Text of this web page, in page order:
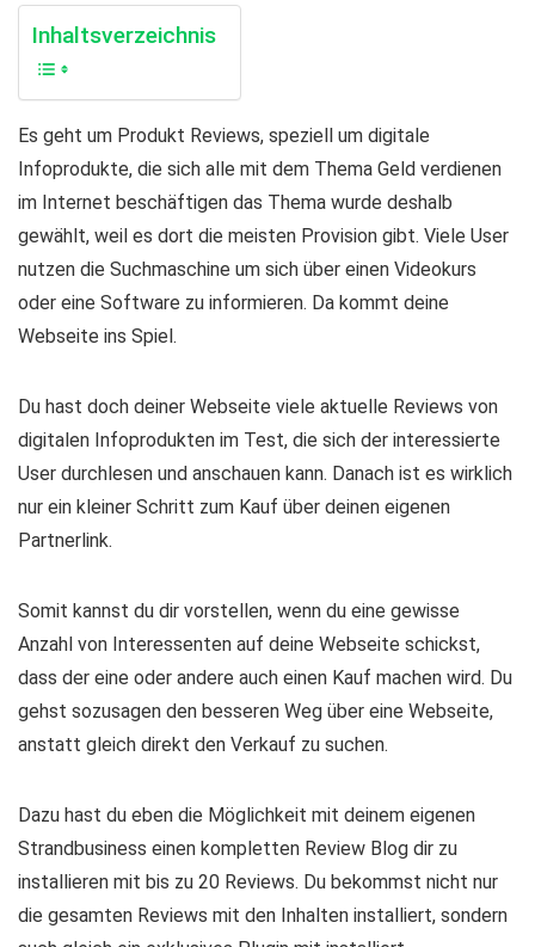
Inhaltsverzeichnis
Es geht um Produkt Reviews, speziell um digitale
Infoprodukte, die sich alle mit dem Thema Geld verdienen
im Internet beschäftigen das Thema wurde deshalb
gewählt, weil es dort die meisten Provision gibt. Viele User
nutzen die Suchmaschine um sich über einen Videokurs
oder eine Software zu informieren. Da kommt deine
Webseite ins Spiel.
Du hast doch deiner Webseite viele aktuelle Reviews von
digitalen Infoprodukten im Test, die sich der interessierte
User durchlesen und anschauen kann. Danach ist es wirklich
nur ein kleiner Schritt zum Kauf über deinen eigenen
Partnerlink.
Somit kannst du dir vorstellen, wenn du eine gewisse
Anzahl von Interessenten auf deine Webseite schickst,
dass der eine oder andere auch einen Kauf machen wird. Du
gehst sozusagen den besseren Weg über eine Webseite,
anstatt gleich direkt den Verkauf zu suchen.
Dazu hast du eben die Möglichkeit mit deinem eigenen
Strandbusiness einen kompletten Review Blog dir zu
installieren mit bis zu 20 Reviews. Du bekommst nicht nur
die gesamten Reviews mit den Inhalten installiert, sondern